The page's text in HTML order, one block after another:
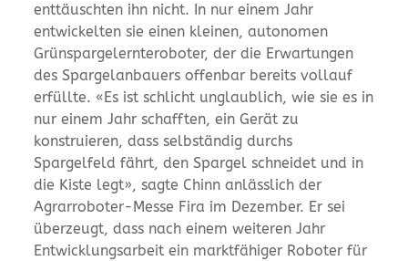
enttäuschten ihn nicht. In nur einem Jahr
entwickelten sie einen kleinen, autonomen
Grünspargelernteroboter, der die Erwartungen
des Spargelanbauers offenbar bereits vollauf
erfüllte. «Es ist schlicht unglaublich, wie sie es in
nur einem Jahr schafften, ein Gerät zu
konstruieren, dass selbständig durchs
Spargelfeld fährt, den Spargel schneidet und in
die Kiste legt», sagte Chinn anlässlich der
Agrarroboter-Messe Fira im Dezember. Er sei
überzeugt, dass nach einem weiteren Jahr
Entwicklungsarbeit ein marktfähiger Roboter für